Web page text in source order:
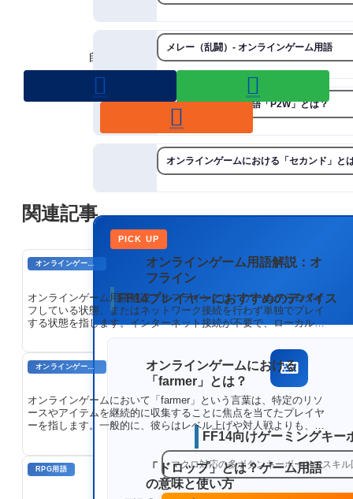
メレー（乱闘）- オンラインゲーム用語
オンラインゲーム用語「P2W」とは？
オンラインゲームにおける「セカンド」と
PICK UP
FF14プレイヤーにおすすめのデバイス
FF14向けゲーミングキー
マクロ対応の多ボタンキーボードでスキ
自称プロゲーマーをフォローする
関連記事
オンラインゲームのプレイに関する用語
オンラインゲーム用語解説：オ
フライン
オンラインゲーム用語解説：オフラインとは、ゲームからログオ
フしている状態、またはネットワーク接続を行わず単独でプレイ
する状態を指します。インターネット接続が不要で、ローカルで
オンラインゲームにおける
「farmer」とは？
オンラインゲームにおいて「farmer」という言葉は、特定のリソ
ースやアイテムを継続的に収集することに焦点を当てたプレイヤ
ーを指します。一般的に、彼らはレベル上げや対人戦よりも、キ
ャラクターの成長や所持品の獲得を優先します。この用語は、ゲ
ーム内の農業システムや、繰り返し行われるタスクを指すことか
ら派生しました。
RPG用語
「ドロップ」とは？ゲーム用語
の意味と使い方